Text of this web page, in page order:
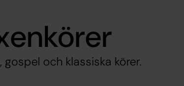
och klassiska körer.